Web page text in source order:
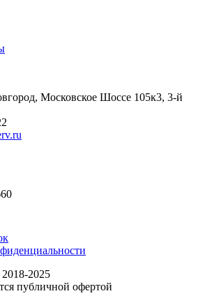
Московское Шоссе 105к3, 3-й
2025
публичной офертой